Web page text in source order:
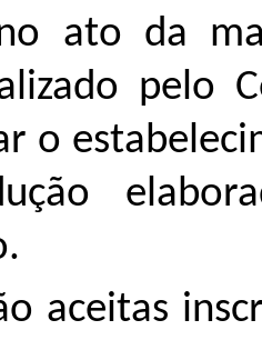
ato da
pelo
o
aceitas